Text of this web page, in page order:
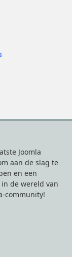
Joomla
aan de slag te
en een
de wereld van
community!